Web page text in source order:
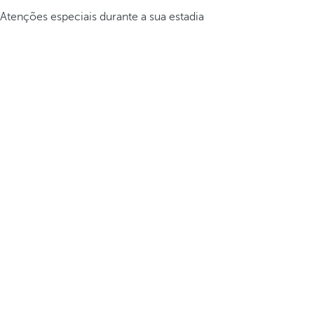
Atenções especiais durante a sua estadia